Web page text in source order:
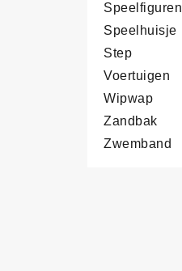
Speelfiguren
Speelhuisje
Step
Voertuigen
Wipwap
Zandbak
Zwemband